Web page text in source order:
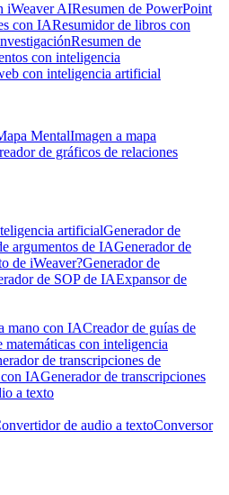
iWeaver AIResumen de PowerPoint
con IAResumidor de libros con
Resumen de
con inteligencia
con inteligencia artificial
MentalImagen a mapa
de gráficos de relaciones
artificialGenerador de
argumentos de IAGenerador de
de iWeaver?Generador de
de SOP de IAExpansor de
mano con IACreador de guías de
matemáticas con inteligencia
de transcripciones de
IAGenerador de transcripciones
a texto
de audio a textoConversor